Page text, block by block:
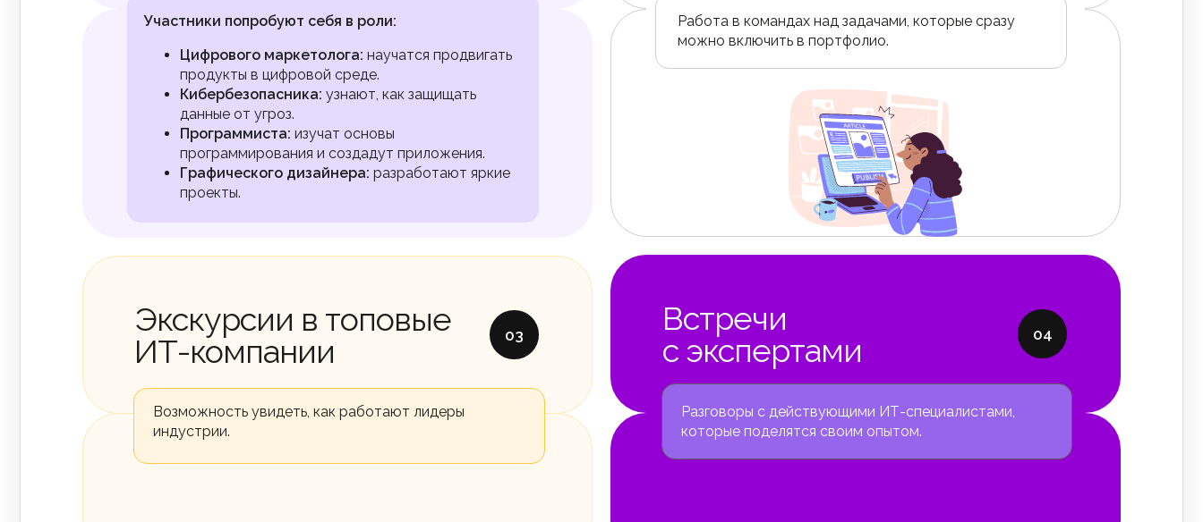
Работа в командах над задачами, которые сразу
можно включить в портфолио.
Участники попробуют себя в роли:
Цифрового маркетолога: научатся продвигать
продукты в цифровой среде.
Кибербезопасника: узнают, как защищать
данные от угроз.
Программиста: изучат основы
программирования и создадут приложения.
Графического дизайнера: разработают яркие
проекты.
Разговоры с действующими ИТ-специалистами,
которые поделятся своим опытом.
Возможность увидеть, как работают лидеры
индустрии.
Экскурсии в топовые
ИТ-компании
03
Встречи
с экспертами
04